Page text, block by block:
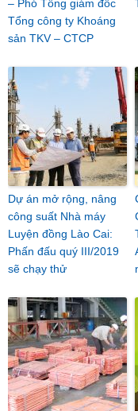
– Phó Tổng giám đốc
Tổng công ty Khoáng
sản TKV – CTCP
Dự án mở rộng, nâng
công suất Nhà máy
Luyện đồng Lào Cai:
Phấn đấu quý III/2019
sẽ chạy thử